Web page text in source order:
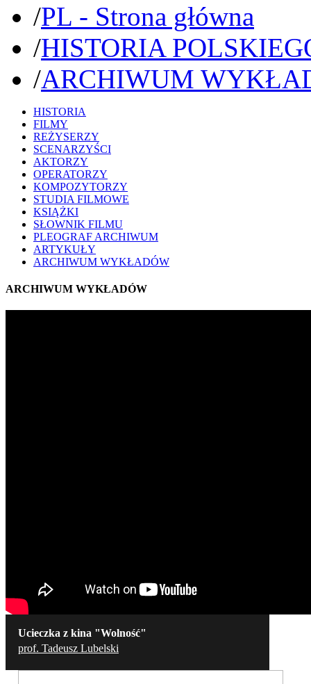
/PL - Strona główna
/HISTORIA
/ARCHIWUM
HISTORIA
FILMY
REŻYSERZY
SCENARZYŚCI
AKTORZY
OPERATORZY
KOMPOZYTORZY
STUDIA FILMOWE
KSIĄŻKI
SŁOWNIK FILMU
PLEOGRAF ARCHIWUM
ARTYKUŁY
ARCHIWUM WYKŁADÓW
ARCHIWUM WYKŁADÓW
Ucieczka z kina "Wolność"
prof. Tadeusz Lubelski